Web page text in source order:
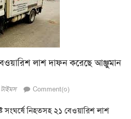
লাশ দাফন করেছে আঞ্জুমান
Comment(০)
সংঘর্ষে নিহতসহ ২১ বেওয়ারিশ লাশ